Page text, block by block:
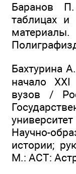
Баранов
таблицах и
Бахтурина
начало
вузов /
Научно-
истории;
М.: ACT: